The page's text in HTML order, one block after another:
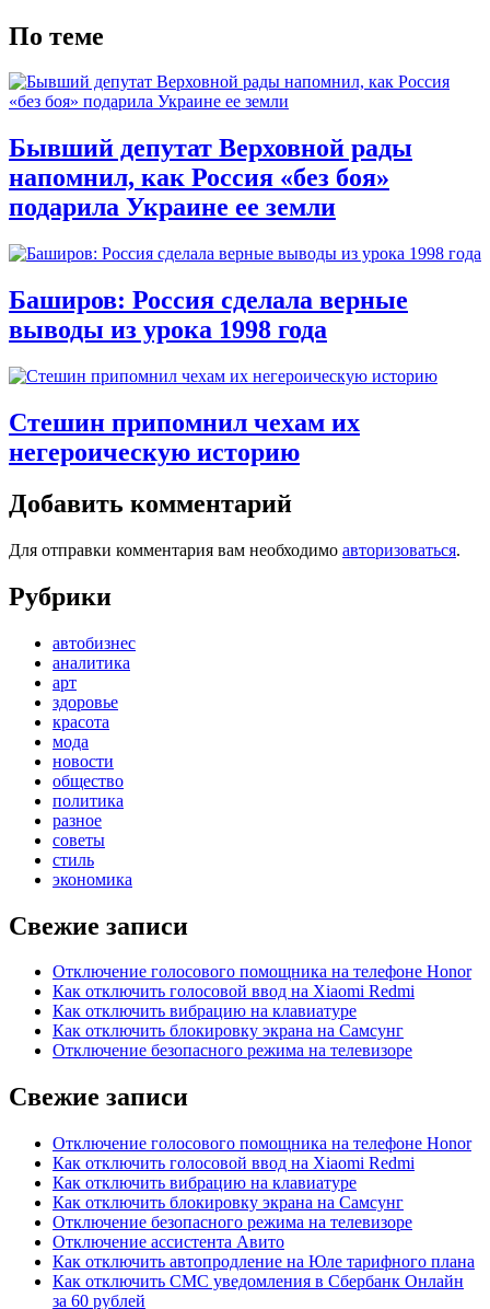
По теме
Бывший депутат Верховной рады
напомнил, как Россия «без боя»
подарила Украине ее земли
Баширов: Россия сделала верные
выводы из урока 1998 года
Стешин припомнил чехам их
негероическую историю
Добавить комментарий
Для отправки комментария вам необходимо авторизоваться.
Рубрики
автобизнес
аналитика
арт
здоровье
красота
мода
новости
общество
политика
разное
советы
стиль
экономика
Свежие записи
Отключение голосового помощника на телефоне Honor
Как отключить голосовой ввод на Xiaomi Redmi
Как отключить вибрацию на клавиатуре
Как отключить блокировку экрана на Самсунг
Отключение безопасного режима на телевизоре
Свежие записи
Отключение голосового помощника на телефоне Honor
Как отключить голосовой ввод на Xiaomi Redmi
Как отключить вибрацию на клавиатуре
Как отключить блокировку экрана на Самсунг
Отключение безопасного режима на телевизоре
Отключение ассистента Авито
Как отключить автопродление на Юле тарифного плана
Как отключить СМС уведомления в Сбербанк Онлайн
за 60 рублей